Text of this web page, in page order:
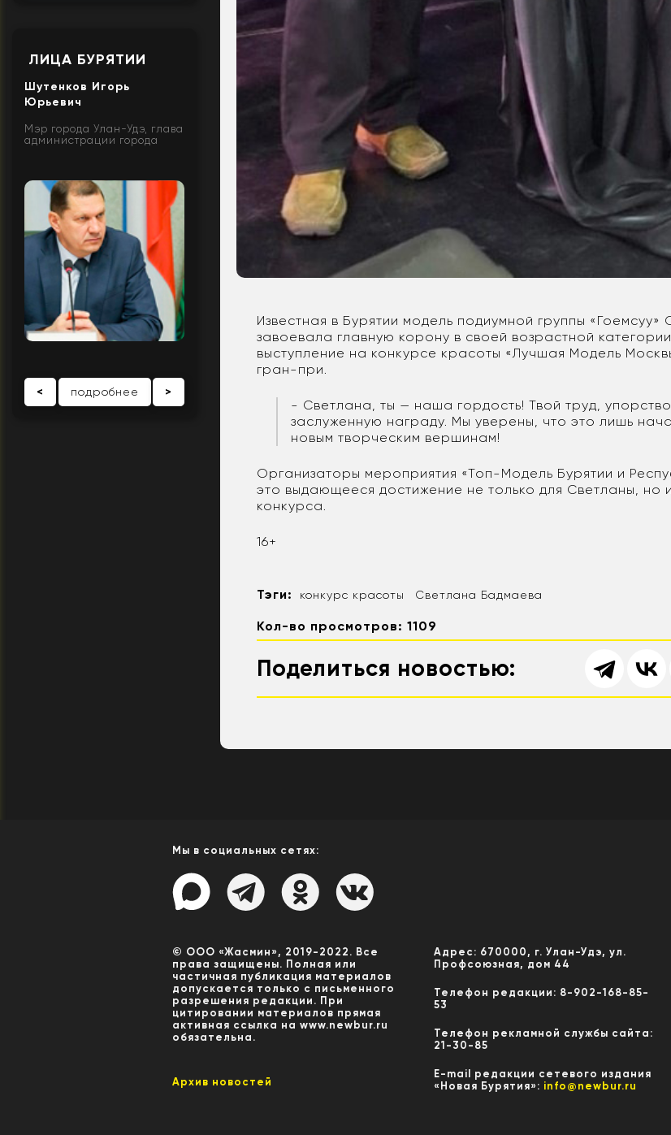
ЛИЦА БУРЯТИИ
Шутенков Игорь
Юрьевич
Мэр города Улан-Удэ, глава
администрации города
< подробнее >
Известная в Бурятии модель подиумной группы
завоевала главную корону в своей возрастной
выступление на конкурсе красоты «Лучшая Модель
гран-при.
- Светлана, ты — наша гордость! Твой труд,
заслуженную награду. Мы уверены, что это лишь
новым творческим вершинам!
Организаторы мероприятия «Топ-Модель Бурятии и
это выдающееся достижение не только для Светланы, но
конкурса.
16+
Тэги: конкурс красоты Светлана Бадмаева
Кол-во просмотров: 1109
Поделиться новостью:
Мы в социальных сетях:
© ООО «Жасмин», 2019-2022. Все
права защищены. Полная или
частичная публикация материалов
допускается только с письменного
разрешения редакции. При
цитировании материалов прямая
активная ссылка на www.newbur.ru
обязательна.
Архив новостей
Адрес: 670000, г. Улан-Удэ, ул.
Профсоюзная, дом 44
Телефон редакции: 8-902-168-85-
53
Телефон рекламной службы сайта:
21-30-85
E-mail редакции сетевого издания
«Новая Бурятия»: info@newbur.ru